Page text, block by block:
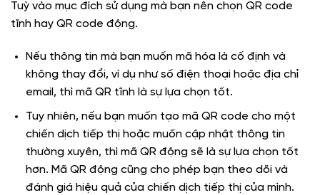
Tuỳ vào mục đích sử dụng mà bạn nên chọn QR code
tĩnh hay QR code động.
Nếu thông tin mà bạn muốn mã hóa là cố định và
không thay đổi, ví dụ như số điện thoại hoặc địa chỉ
email, thì mã QR tĩnh là sự lựa chọn tốt.
Tuy nhiên, nếu bạn muốn tạo mã QR code cho một
chiến dịch tiếp thị hoặc muốn cập nhật thông tin
thường xuyên, thì mã QR động sẽ là sự lựa chọn tốt
hơn. Mã QR động cũng cho phép bạn theo dõi và
đánh giá hiệu quả của chiến dịch tiếp thị của mình.